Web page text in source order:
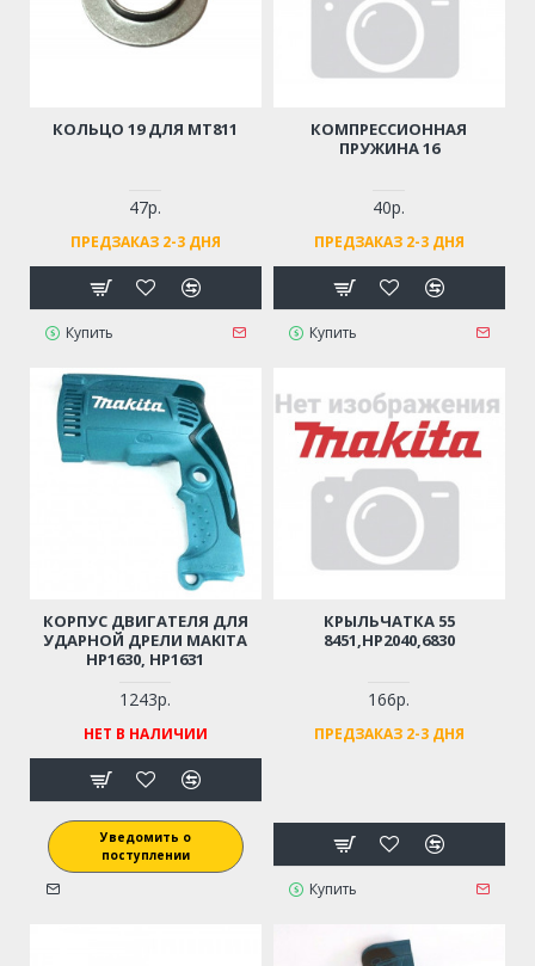
КОЛЬЦО 19 ДЛЯ MT811
47р.
ПРЕДЗАКАЗ 2-3 ДНЯ
Купить
КОМПРЕССИОННАЯ
ПРУЖИНА 16
40р.
ПРЕДЗАКАЗ 2-3 ДНЯ
Купить
КОРПУС ДВИГАТЕЛЯ ДЛЯ
УДАРНОЙ ДРЕЛИ MAKITA
HP1630, HP1631
1243р.
НЕТ В НАЛИЧИИ
Уведомить о
поступлении
КРЫЛЬЧАТКА 55
8451,HP2040,6830
166р.
ПРЕДЗАКАЗ 2-3 ДНЯ
Купить